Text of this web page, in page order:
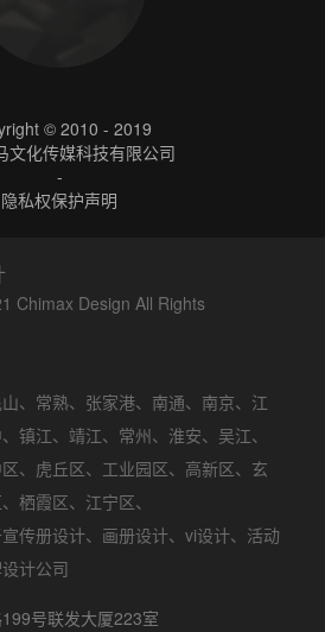
© 2010 - 2019
文化传媒科技有限公司
-
隐私权保护声明
Chimax Design All Rights
、 常熟、 张家港、 南通、 南京、 江
、 镇江、 靖江、 常州、 淮安、 吴江、
、 虎丘区、 工业园区、 高新区、 玄
、 栖霞区、 江宁区、
宣传册设计、 画册设计、 vi设计、 活动
计公司
号联发大厦223室